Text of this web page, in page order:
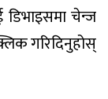
चेन्ज
गरिदिनुहोस्